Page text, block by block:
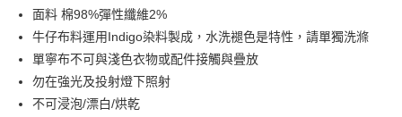
AFTEE先享後付
相關說明
【關於「AFTEE先享後付」】
AFTEE先享後付是「在收到商品之後才付款」的支付方式。 讓您購物簡單
便利好安心！
１．簡單：不需註冊會員、不需綁卡、不需儲值。
ATM付款
運送方式
面料 棉98%彈性纖維2%
牛仔布料運用Indigo染料製成，水洗褪色是特性，請單獨洗滌
單寧布不可與淺色衣物或配件接觸與疊放
勿在強光及投射燈下照射
不可浸泡/漂白/烘乾